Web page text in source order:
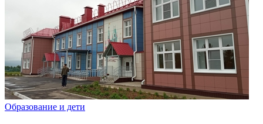
Образование и дети